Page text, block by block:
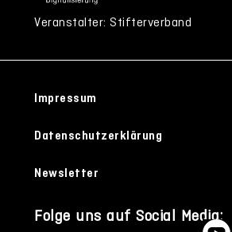
Veranstalter: Stifterverband
Impressum
Datenschutzerklärung
Newsletter
Folge uns auf Social Media: